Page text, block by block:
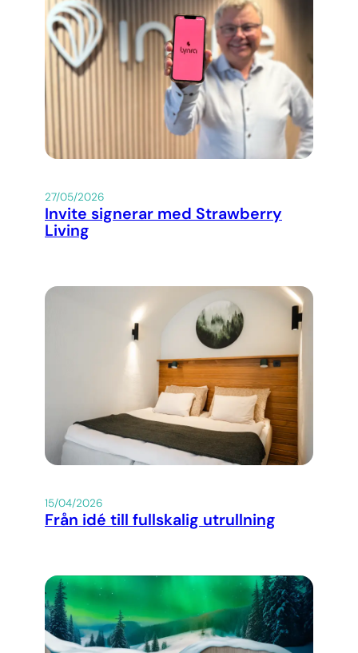
27/05/2026
Invite signerar med Strawberry
Living
15/04/2026
Från idé till fullskalig utrullning